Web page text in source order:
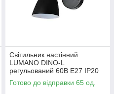
Світильник настінний
LUMANO DINO-L
регульований 60В Е27 IP20
чорний
Готово до відправки 65 од.